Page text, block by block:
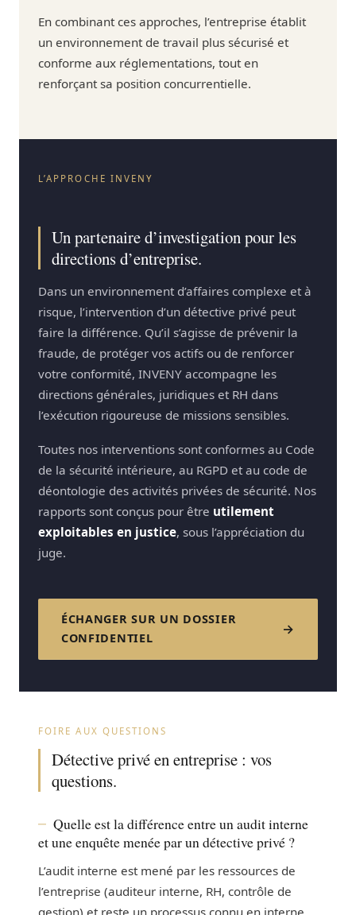
En combinant ces approches, l’entreprise établit
un environnement de travail plus sécurisé et
conforme aux réglementations, tout en
renforçant sa position concurrentielle.
L’APPROCHE INVENY
Un partenaire d’investigation pour les
directions d’entreprise.
Dans un environnement d’affaires complexe et à
risque, l’intervention d’un détective privé peut
faire la différence. Qu’il s’agisse de prévenir la
fraude, de protéger vos actifs ou de renforcer
votre conformité, INVENY accompagne les
directions générales, juridiques et RH dans
l’exécution rigoureuse de missions sensibles.
Toutes nos interventions sont conformes au Code
de la sécurité intérieure, au RGPD et au code de
déontologie des activités privées de sécurité. Nos
rapports sont conçus pour être utilement
exploitables en justice, sous l’appréciation du
juge.
ÉCHANGER SUR UN DOSSIER
CONFIDENTIEL
FOIRE AUX QUESTIONS
Détective privé en entreprise : vos
questions.
Quelle est la différence entre un audit interne
et une enquête menée par un détective privé ?
L’audit interne est mené par les ressources de
l’entreprise (auditeur interne, RH, contrôle de
gestion) et reste un processus connu en interne.